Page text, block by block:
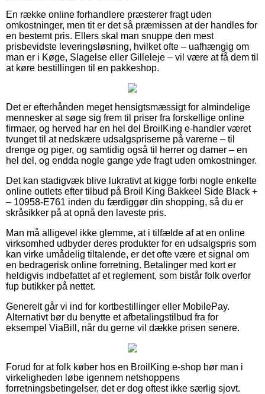
En række online forhandlere præsterer fragt uden
omkostninger, men tit er det så præmissen at der handles for
en bestemt pris. Ellers skal man snuppe den mest
prisbevidste leveringsløsning, hvilket ofte – uafhængig om
man er i Køge, Slagelse eller Gilleleje – vil være at få dem til
at køre bestillingen til en pakkeshop.
Det er efterhånden meget hensigtsmæssigt for almindelige
mennesker at søge sig frem til priser fra forskellige online
firmaer, og herved har en hel del BroilKing e-handler været
tvunget til at nedskære udsalgspriserne på varerne – til
drenge og piger, og samtidig også til herrer og damer – en
hel del, og endda nogle gange yde fragt uden omkostninger.
Det kan stadigvæk blive lukrativt at kigge forbi nogle enkelte
online outlets efter tilbud på Broil King Bakkeel Side Black +
– 10958-E761 inden du færdiggør din shopping, så du er
skråsikker på at opnå den laveste pris.
Man må alligevel ikke glemme, at i tilfælde af at en online
virksomhed udbyder deres produkter for en udsalgspris som
kan virke umådelig tiltalende, er det ofte være et signal om
en bedragerisk online forretning. Betalinger med kort er
heldigvis indbefattet af et reglement, som bistår folk overfor
fup butikker på nettet.
Generelt går vi ind for kortbestillinger eller MobilePay.
Alternativt bør du benytte et afbetalingstilbud fra for
eksempel ViaBill, når du gerne vil dække prisen senere.
Forud for at folk køber hos en BroilKing e-shop bør man i
virkeligheden løbe igennem netshoppens
forretningsbetingelser, det er dog oftest ikke særlig sjovt.